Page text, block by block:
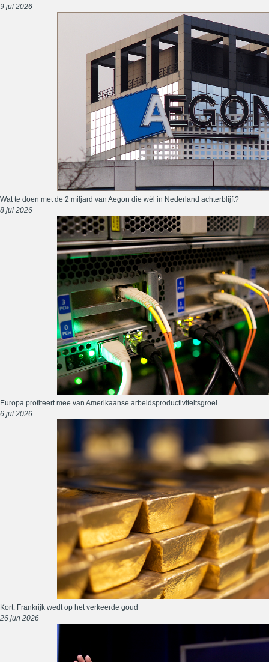
9 jul 2026
Wat te doen met de 2 miljard van Aegon die wél in Nederland achterblijft?
8 jul 2026
Europa profiteert mee van Amerikaanse arbeidsproductiviteitsgroei
6 jul 2026
Kort: Frankrijk wedt op het verkeerde goud
26 jun 2026